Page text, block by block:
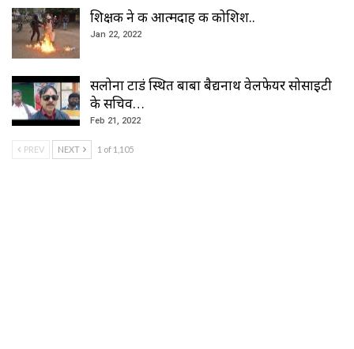
शिक्षक ने की आत्मदाह की कोशिश..
Jan 22, 2022
सलोना टाडं स्थित बाबा बैद्यनाथ वेलफेयर सोसाइटी
के सचिव…
Feb 21, 2022
PREV NEXT 1 of 1,105